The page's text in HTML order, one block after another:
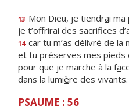
13 Mon Dieu, je tiendrai ma
je t’offrirai des sacrifces
14 car tu m’as délivré de la
et tu préserves mes pieds
pour que je marche à la fa
dans la lumière des vivants.
PSAUME : 56